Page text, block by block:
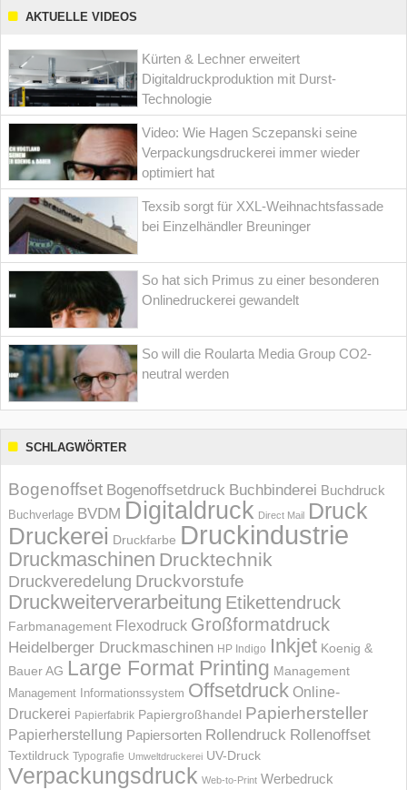
AKTUELLE VIDEOS
Kürten & Lechner erweitert
Digitaldruckproduktion mit Durst-
Technologie
Video: Wie Hagen Sczepanski seine
Verpackungsdruckerei immer wieder
optimiert hat
Texsib sorgt für XXL-Weihnachtsfassade
bei Einzelhändler Breuninger
So hat sich Primus zu einer besonderen
Onlinedruckerei gewandelt
So will die Roularta Media Group CO2-
neutral werden
SCHLAGWÖRTER
Bogenoffset Bogenoffsetdruck Buchbinderei Buchdruck
Buchverlage BVDM Digitaldruck Direct Mail Druck
Druckerei Druckfarbe Druckindustrie
Druckmaschinen Drucktechnik
Druckveredelung Druckvorstufe
Druckweiterverarbeitung Etikettendruck
Farbmanagement Flexodruck Großformatdruck
Heidelberger Druckmaschinen HP Indigo Inkjet Koenig &
Bauer AG Large Format Printing Management
Management Informations­system Offsetdruck Online-
Druckerei Papierfabrik Papiergroßhandel Papierhersteller
Papierherstellung Papiersorten Rollendruck Rollenoffset
Textildruck Typografie Umweltdruckerei UV-Druck
Verpackungsdruck Web-to-Print Werbedruck